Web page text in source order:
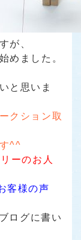
が、
めました。
と思いま
クション取
^^
ーのお人
客様の声
ログに書い